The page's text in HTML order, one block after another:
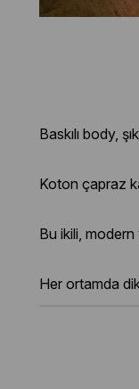
Baskılı body,
Koton çapraz
Bu ikili,
Her ortamda